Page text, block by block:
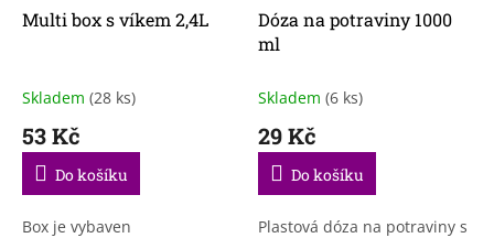
Multi box s víkem 2,4L
Skladem (28 ks)
53 Kč
Do košíku
Box je vybaven
Dóza na potraviny 1000
ml
Skladem (6 ks)
29 Kč
Do košíku
Plastová dóza na potraviny s